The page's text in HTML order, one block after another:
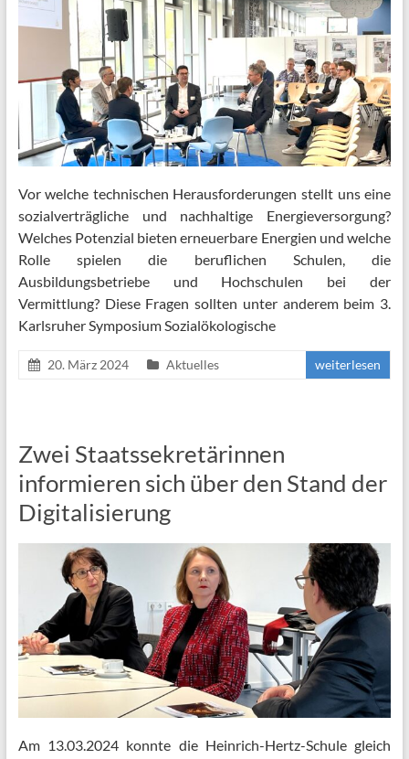
Vor welche technischen Herausforderungen stellt uns eine
sozialverträgliche und nachhaltige Energieversorgung?
Welches Potenzial bieten erneuerbare Energien und welche
Rolle spielen die beruflichen Schulen, die
Ausbildungsbetriebe und Hochschulen bei der
Vermittlung? Diese Fragen sollten unter anderem beim 3.
Karlsruher Symposium Sozialökologische
20. März 2024 Aktuelles weiterlesen
Zwei Staatssekretärinnen
informieren sich über den Stand der
Digitalisierung
Am 13.03.2024 konnte die Heinrich-Hertz-Schule gleich